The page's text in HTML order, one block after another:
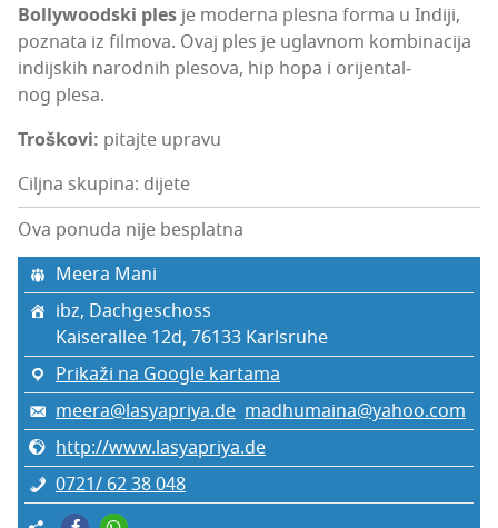
Bol­lywo­od­ski ples je moder­na ples­na for­ma u Indi­ji,
poz­na­ta iz fil­mo­va. Ovaj ples je uglav­nom kom­bi­na­ci­ja
indij­skih narod­nih ple­so­va, hip hopa i ori­jen­tal­
nog plesa.
Tro­ško­vi: pitaj­te upravu
Ciljna skupina: dijete
Ova ponuda nije besplatna
Meera Mani
ibz, Dac­h­ges­c­hoss
Kaise­ral­lee 12d, 76133 Kar­l­sru­he
Prikaži na Google kartama
meera@lasyapriya.de madhumaina@yahoo.com
http://www.lasyapriya.de
0721/ 62 38 048